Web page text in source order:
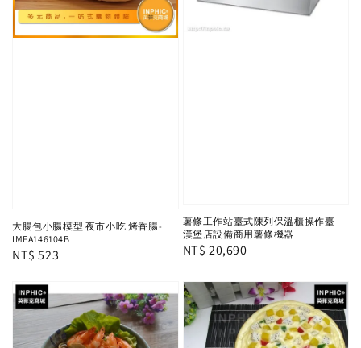
大腸包小腸模型 夜市小吃 烤香腸-
IMFA146104B
Regular
NT$ 523
薯條工作站臺式陳列保溫櫃操作臺
漢堡店設備商用薯條機器
Regular
NT$ 20,690